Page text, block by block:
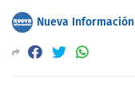
Nueva Información